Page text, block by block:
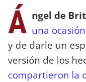
Á ngel de
una ocasión
y de darle un
versión de los
compartieron la